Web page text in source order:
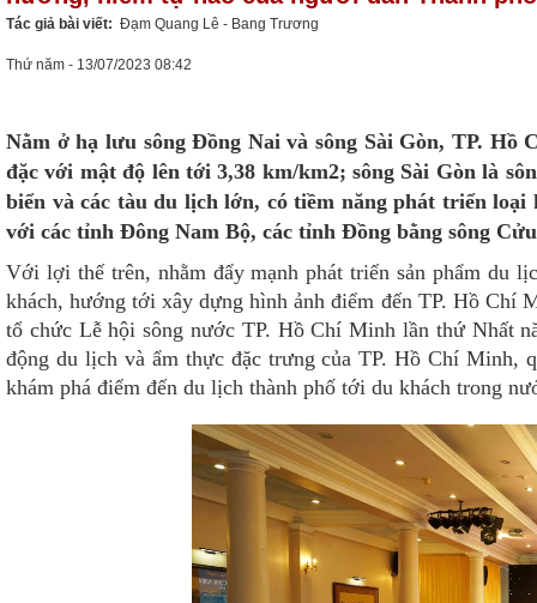
Tác giả bài viết: Đạm Quang Lê - Bang Trương
Thứ năm - 13/07/2023 08:42
Nằm ở hạ lưu sông Đồng Nai và sông Sài Gòn, TP.
đặc với mật độ lên tới 3,38 km/km2; sông Sài Gòn là
biển và các tàu du lịch lớn, có tiềm năng phát triển
với các tỉnh Đông Nam Bộ, các tỉnh Đồng bằng sông
Với lợi thế trên, nhằm đẩy mạnh phát triển sản phẩm du
khách, hướng tới xây dựng hình ảnh điểm đến TP. Hồ Chí
tổ chức Lễ hội sông nước TP. Hồ Chí Minh lần thứ Nhất
động du lịch và ẩm thực đặc trưng của TP. Hồ Chí Minh,
khám phá điểm đến du lịch thành phố tới du khách trong